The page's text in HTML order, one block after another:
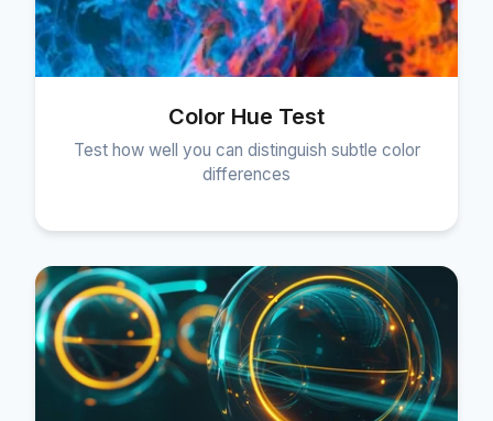
Color Hue Test
Test how well you can distinguish subtle color
differences